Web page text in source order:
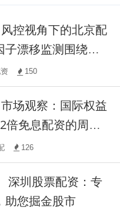
子漂移监测围绕杠
的机制解
150
市场观察：国际权益
倍免息配资的周期
析不同
126
深圳股票配资：专
助您掘金股市